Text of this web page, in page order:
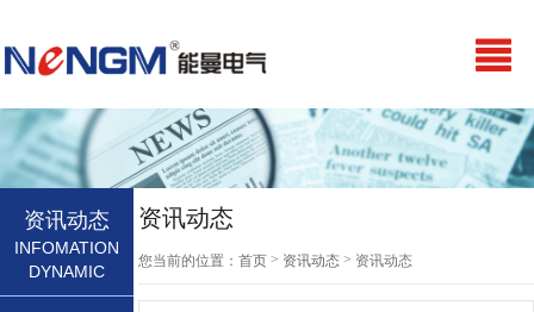
资讯动态
INFOMATION
DYNAMIC
资讯动态
您当前的位置：首页 > 资讯动态 > 资讯动态